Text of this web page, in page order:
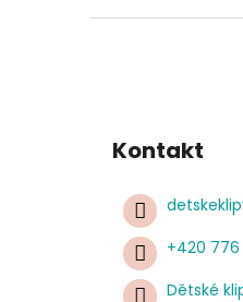
Kontakt
+420 776
Dětské